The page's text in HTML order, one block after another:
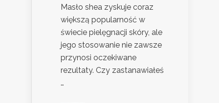
Masło shea zyskuje coraz
większą popularność w
świecie pielęgnacji skóry, ale
jego stosowanie nie zawsze
przynosi oczekiwane
rezultaty. Czy zastanawiałeś
…